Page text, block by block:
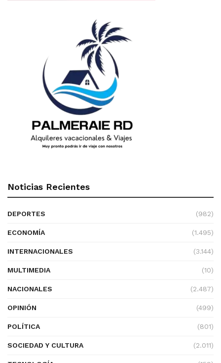
Noticias Recientes
DEPORTES (982)
ECONOMÍA (1.495)
INTERNACIONALES (3.144)
MULTIMEDIA (10)
NACIONALES (2.487)
OPINIÓN (499)
POLÍTICA (801)
SOCIEDAD Y CULTURA (2.011)